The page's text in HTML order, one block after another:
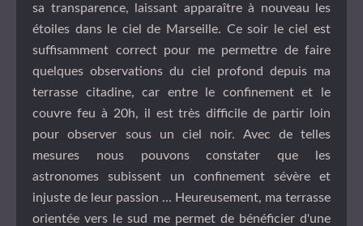
sa transparence, laissant apparaître à nouveau les
étoiles dans le ciel de Marseille. Ce soir le ciel est
suffisamment correct pour me permettre de faire
quelques observations du ciel profond depuis ma
terrasse citadine, car entre le confinement et le
couvre feu à 20h, il est très difficile de partir loin
pour observer sous un ciel noir. Avec de telles
mesures nous pouvons constater que les
astronomes subissent un confinement sévère et
injuste de leur passion ... Heureusement, ma terrasse
orientée vers le sud me permet de bénéficier d'une